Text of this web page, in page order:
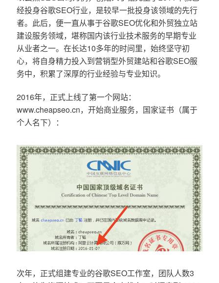
经投身谷歌SEO行业，是较早一批投身该领域的先行
者。此后，便一直从事于谷歌SEO优化和外贸独立站
建设服务领域，堪称国内该行业技术服务的早期专业
从业者之一。在长达10多年的时间里，始终坚守初
心，将自身精力投入到营销型外贸建站和谷歌SEO服
务中，积累了深厚的行业经验与专业知识。
2016年，正式上线了第一个网站：
www.cheapseo.cn，开始商业服务，国家证书（属于
个人名下）：
次年，正式组建专业的谷歌SEO工作室，团队人数3